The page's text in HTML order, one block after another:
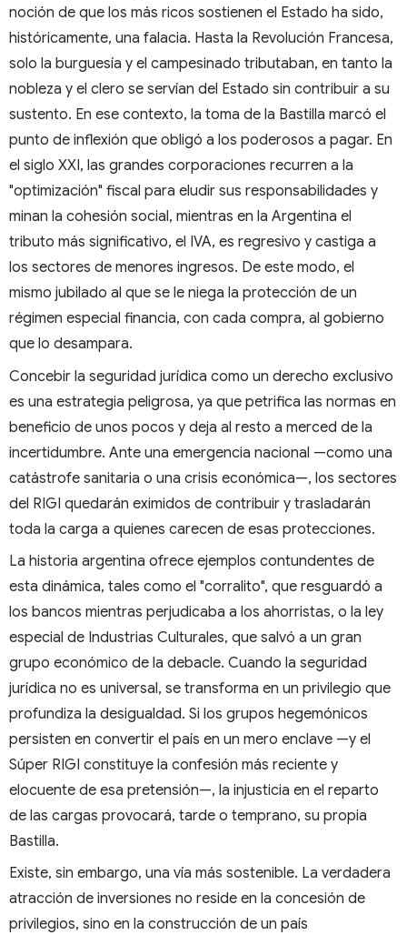
noción de que los más ricos sostienen el Estado ha sido,
históricamente, una falacia. Hasta la Revolución Francesa,
solo la burguesía y el campesinado tributaban, en tanto la
nobleza y el clero se servían del Estado sin contribuir a su
sustento. En ese contexto, la toma de la Bastilla marcó el
punto de inflexión que obligó a los poderosos a pagar. En
el siglo XXI, las grandes corporaciones recurren a la
"optimización" fiscal para eludir sus responsabilidades y
minan la cohesión social, mientras en la Argentina el
tributo más significativo, el IVA, es regresivo y castiga a
los sectores de menores ingresos. De este modo, el
mismo jubilado al que se le niega la protección de un
régimen especial financia, con cada compra, al gobierno
que lo desampara.
Concebir la seguridad jurídica como un derecho exclusivo
es una estrategia peligrosa, ya que petrifica las normas en
beneficio de unos pocos y deja al resto a merced de la
incertidumbre. Ante una emergencia nacional —como una
catástrofe sanitaria o una crisis económica—, los sectores
del RIGI quedarán eximidos de contribuir y trasladarán
toda la carga a quienes carecen de esas protecciones.
La historia argentina ofrece ejemplos contundentes de
esta dinámica, tales como el "corralito", que resguardó a
los bancos mientras perjudicaba a los ahorristas, o la ley
especial de Industrias Culturales, que salvó a un gran
grupo económico de la debacle. Cuando la seguridad
jurídica no es universal, se transforma en un privilegio que
profundiza la desigualdad. Si los grupos hegemónicos
persisten en convertir el país en un mero enclave —y el
Súper RIGI constituye la confesión más reciente y
elocuente de esa pretensión—, la injusticia en el reparto
de las cargas provocará, tarde o temprano, su propia
Bastilla.
Existe, sin embargo, una vía más sostenible. La verdadera
atracción de inversiones no reside en la concesión de
privilegios, sino en la construcción de un país